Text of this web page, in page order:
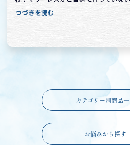
ることがあります。
人生の3分の1を寝具の上で過ごす訳で
ているかによって体への負担が大きく
「いなべ」ではお客様のお悩みに寄り
知識と経験が豊富な当店の専門スタッ
だきますので、数ある寝具の中からお
つづきを読む
カテゴリー別商品一
お悩みから探す
よくあるご質問
メンテナンスについて
企業情報